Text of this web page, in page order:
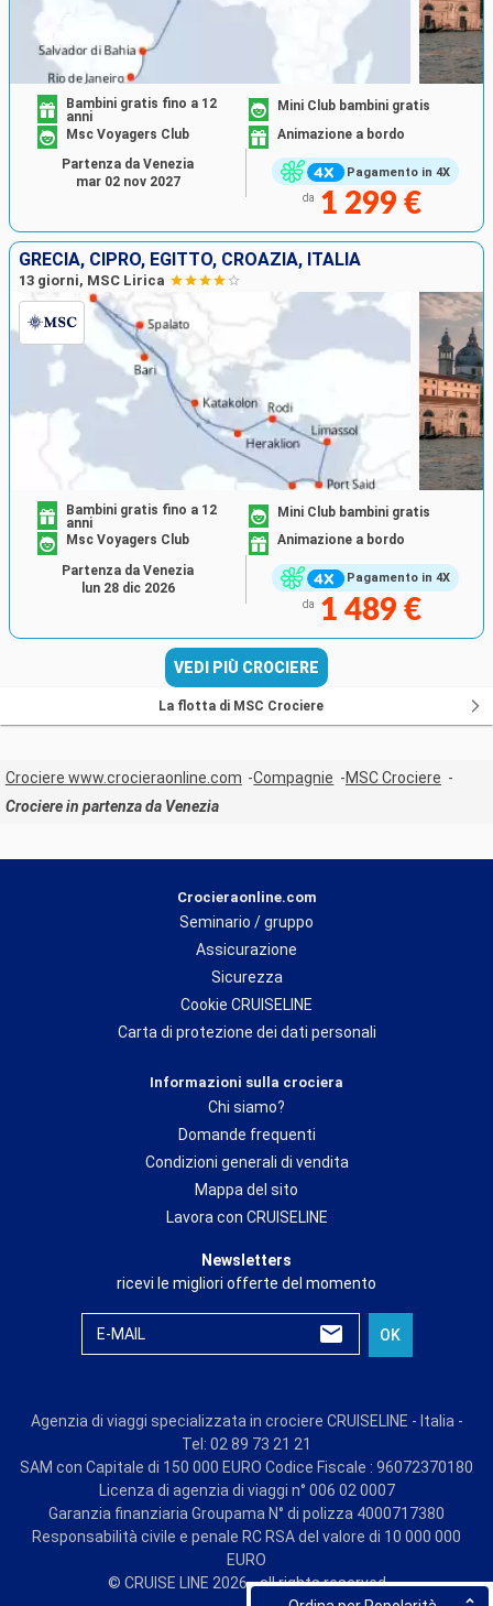
Pagamento in 4X
Bambini gratis fino a 12
anni
Mini Club bambini gratis
Msc Voyagers Club
Animazione a bordo
da 1 299 €
Partenza da Venezia
mar 02 nov 2027
GRECIA, CIPRO, EGITTO, CROAZIA, ITALIA
13 giorni, MSC Lirica
Pagamento in 4X
Bambini gratis fino a 12
anni
Mini Club bambini gratis
Msc Voyagers Club
Animazione a bordo
da 1 489 €
Partenza da Venezia
lun 28 dic 2026
VEDI PIÙ CROCIERE
La flotta di MSC Crociere
Crociere www.crocieraonline.com Compagnie
MSC Crociere
Crociere in partenza da Venezia
Crocieraonline.com
Seminario / gruppo
Assicurazione
Sicurezza
Cookie CRUISELINE
Carta di protezione dei dati personali
Informazioni sulla crociera
Chi siamo?
Domande frequenti
Condizioni generali di vendita
Mappa del sito
Lavora con CRUISELINE
Newsletters
ricevi le migliori offerte del momento
E-MAIL OK
Agenzia di viaggi specializzata in crociere CRUISELINE - Italia -
Tel: 02 89 73 21 21
SAM con Capitale di 150 000 EURO Codice Fiscale : 96072370180
Licenza di agenzia di viaggi n° 006 02 0007
Garanzia finanziaria Groupama N° di polizza 4000717380
Responsabilità civile e penale RC RSA del valore di 10 000 000
EURO
© CRUISE LINE 2026 - all rights reserved